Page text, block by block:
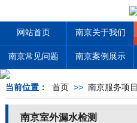
网站首页 南京关于我们
南京常见问题 南京案例展示
当前位置： 首页 >> 南京服务项目
南京室外漏水检测